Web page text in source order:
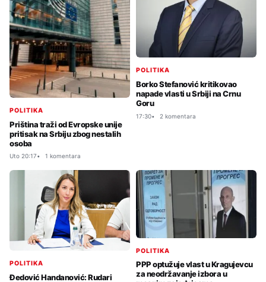
POLITIKA
Priština traži od Evropske unije
pritisak na Srbiju zbog nestalih
osoba
Uto 20:17 1 komentara
POLITIKA
Borko Stefanović kritikovao
napade vlasti u Srbiji na Crnu
Goru
17:30 2 komentara
POLITIKA
Đedović Handanović: Rudari
POLITIKA
PPP optužuje vlast u Kragujevcu
za neodržavanje izbora u